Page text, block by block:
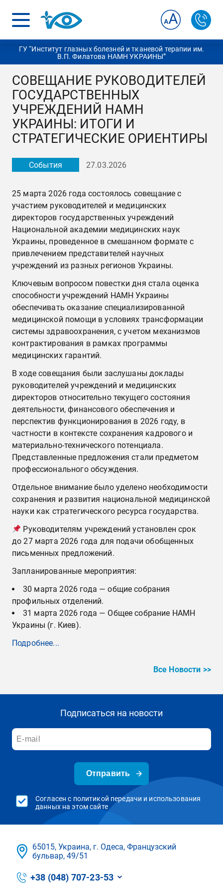
ГУ “Институт глазных болезней и тканевой терапии им.
В.П. Филатова НАМН УКРАИНЫ”
СОВЕЩАНИЕ РУКОВОДИТЕЛЕЙ
ГОСУДАРСТВЕННЫХ
УЧРЕЖДЕНИЙ НАМН
УКРАИНЫ: ИТОГИ И
СТРАТЕГИЧЕСКИЕ ОРИЕНТИРЫ
События 27.03.2026
25 марта 2026 года состоялось совещание с
участием руководителей и медицинских
директоров государственных учреждений
Национальной академии медицинских наук
Украины, проведенное в смешанном формате с
привлечением представителей научных
учреждений из разных регионов Украины.
Ключевым вопросом повестки дня стала оценка
способности учреждений НАМН Украины
обеспечивать оказание специализированной
медицинской помощи в условиях трансформации
системы здравоохранения, с учетом механизмов
контрактирования в рамках программы
медицинских гарантий.
В ходе совещания были заслушаны доклады
руководителей учреждений и медицинских
директоров относительно текущего состояния
деятельности, финансового обеспечения и
перспектив функционирования в 2026 году, в
частности в контексте сохранения кадрового и
материально-технического потенциала.
Представленные предложения стали предметом
профессионального обсуждения.
Отдельное внимание было уделено необходимости
сохранения и развития национальной медицинской
науки как стратегического ресурса государства.
Руководителям учреждений установлен срок
до 27 марта 2026 года для подачи обобщенных
письменных предложений.
Запланированные мероприятия:
30 марта 2026 года — общие собрания
профильных отделений.
31 марта 2026 года — Общее собрание НАМН
Украины (г. Киев).
Подробнее...
Все Новости >>
Подписаться на новости
Отправить
Согласен с политикой передачи и использования
данных на этом сайте
65015, Украина, г. Одеса, Французский
бульвар, 49/51
+38 (048) 707-23-53